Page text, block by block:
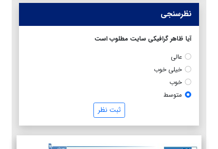
نظرسنجی
آیا ظاهر گرافیکی سایت مطلوب است
عالی
خیلی خوب
خوب
متوسط
ثبت نظر